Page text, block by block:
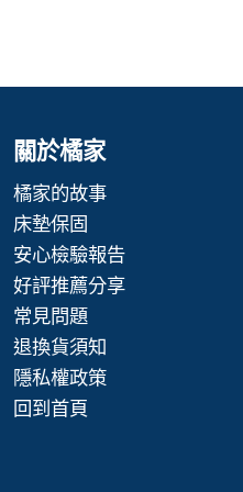
關於橘家
橘家的故事
床墊保固
安心檢驗報告
好評推薦分享
常見問題
退換貨須知
隱私權政策
回到首頁